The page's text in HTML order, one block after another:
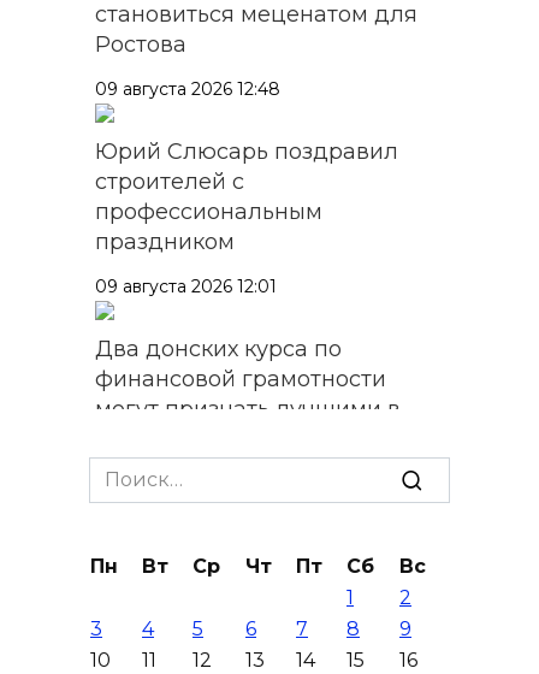
становиться меценатом для
Ростова
09 августа 2026 12:48
Юрий Слюсарь поздравил
строителей с
профессиональным
праздником
09 августа 2026 12:01
Два донских курса по
финансовой грамотности
могут признать лучшими в
09 августа 2026 11:43
комплексы БПЛА для
обучения пилотированию
09 августа 2026 10:50
Search
for:
Пн Вт Ср Чт Пт Сб
Вс
1
2
3
4 5 6 7 8
9
10
11 12 13 14 15
16